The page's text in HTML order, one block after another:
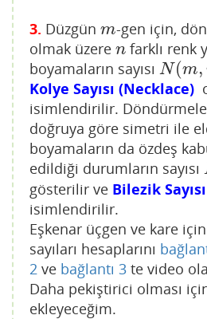
3. Düzgün m
m-gen için,
olmak üzere n
nfarklı renk
boyamaların sayısı N(m,
N(m,n)
Kolye Sayısı (Necklace)
isimlendirilir.
doğruya göre simetri ile
boyamaların da özdeş
edildiği durumların sayısı
gösterilir ve Bilezik
isimlendirilir.
Eşkenar üçgen ve kare
sayıları hesaplarını
2 ve bağlantı 3 te video
Daha pekiştirici olması
ekleyeceğim.